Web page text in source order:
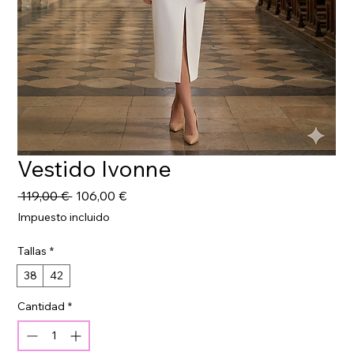
Vestido Ivonne
119,00 € Precio
106,00 €Precio
Impuesto incluido
Tallas *
38
42
Cantidad *